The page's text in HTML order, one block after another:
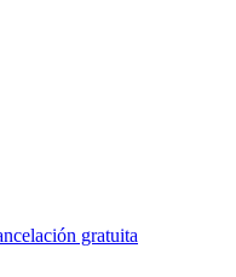
gratuita